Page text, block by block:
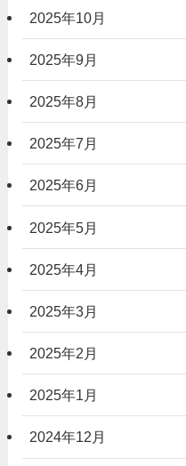
2025年10月
2025年9月
2025年8月
2025年7月
2025年6月
2025年5月
2025年4月
2025年3月
2025年2月
2025年1月
2024年12月